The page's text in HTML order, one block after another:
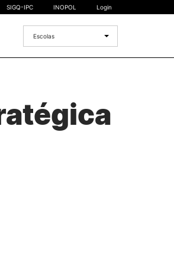
SIGQ-IPC INOPOL Login
Escolas